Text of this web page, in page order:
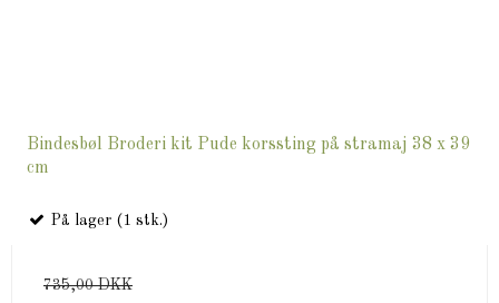
Bindesbøl Broderi kit Pude korssting på stramaj 38 x 39
cm
På lager (1 stk.)
735,00 DKK